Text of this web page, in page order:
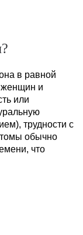
в равной
женщин и
или
трудности с
обычно
что